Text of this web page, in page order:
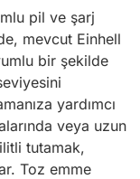
pil ve şarj
mevcut Einhell
bir şekilde
yardımcı
veya uzun
tutamak,
Toz emme